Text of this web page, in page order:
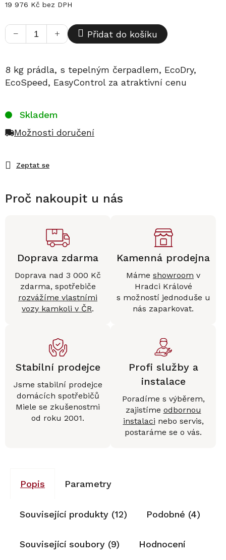
19 976 Kč bez DPH
cena:
+
− Přidat do košíku
8 kg prádla, s tepelným čerpadlem, EcoDry,
EcoSpeed, EasyControl za atraktivní cenu
Zeptat se
Skladem
Možnosti doručení
Proč nakoupit u nás
Doprava zdarma
Doprava nad 3 000 Kč
zdarma, spotřebiče
rozvážíme vlastními
vozy kamkoli v ČR.
Kamenná prodejna
Máme showroom v
Hradci Králové
s možností jednoduše u
nás zaparkovat.
Stabilní prodejce
Jsme stabilní prodejce
domácích spotřebičů
Miele se zkušenostmi
od roku 2001.
Profi služby a
instalace
Poradíme s výběrem,
zajistíme odbornou
instalaci nebo servis,
postaráme se o vás.
Popis Parametry
Související produkty (12) Podobné (4)
Související soubory (9) Hodnocení